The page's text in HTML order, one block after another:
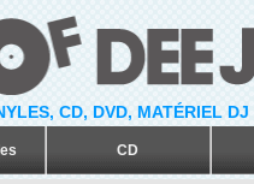
CD, DVD, MATÉRIEL
CD